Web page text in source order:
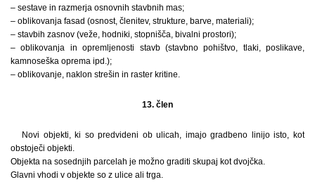
– sestave in razmerja osnovnih stavbnih mas;
– oblikovanja fasad (osnost, členitev, strukture, barve, materiali);
– stavbih zasnov (veže, hodniki, stopnišča, bivalni prostori);
– oblikovanja in opremljenosti stavb (stavbno pohištvo, tlaki, poslikave,
kamnoseška oprema ipd.);
– oblikovanje, naklon strešin in raster kritine.
13. člen
Novi objekti, ki so predvideni ob ulicah, imajo gradbeno linijo isto, kot
obstoječi objekti.
Objekta na sosednjih parcelah je možno graditi skupaj kot dvojčka.
Glavni vhodi v objekte so z ulice ali trga.